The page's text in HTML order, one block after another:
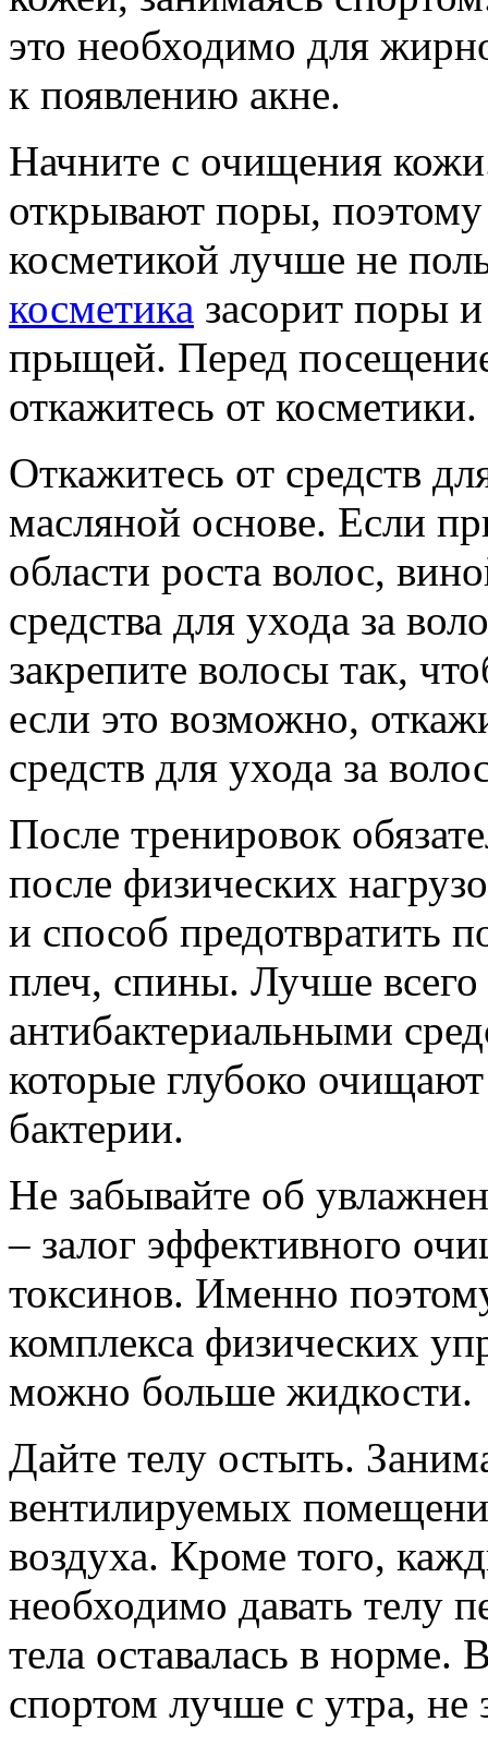
это необходимо для
к появлению акне.
Начните с очищения
открывают поры,
косметикой лучше не
косметика засорит поры
прыщей. Перед
откажитесь от косметики.
Откажитесь от средств
масляной основе. Если
области роста волос,
средства для ухода за
закрепите волосы так,
если это возможно,
средств для ухода за
После тренировок
после физических
и способ предотвратить
плеч, спины. Лучше всего
антибактериальными
которые глубоко
бактерии.
Не забывайте об
– залог эффективного
токсинов. Именно
комплекса физических
можно больше жидкости.
Дайте телу остыть.
вентилируемых
воздуха. Кроме того,
необходимо давать телу
тела оставалась в
спортом лучше с утра,